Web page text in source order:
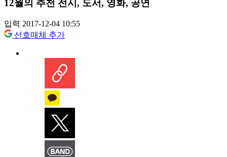
12월의 추천 전시, 도서, 영화, 공연
입력 2017-12-04 10:55
선호매체 추가